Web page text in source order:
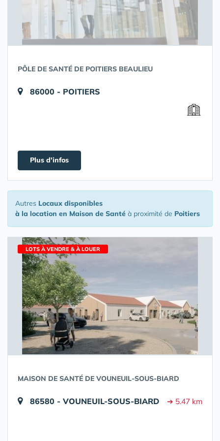
PÔLE DE SANTÉ DE POITIERS BEAULIEU
86000 - POITIERS
Plus d'infos
Autres Locaux disponibles
à la location en Maison de Santé à proximité de Poitiers
LOTS À VENDRE & À LOUER
MAISON DE SANTÉ DE VOUNEUIL-SOUS-BIARD
86580 - VOUNEUIL-SOUS-BIARD ➔ 5.47 km